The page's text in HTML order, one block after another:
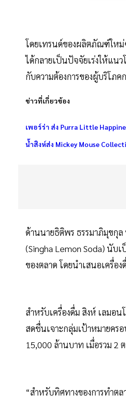
โดยเทรนด์ของผลิตภัณฑ์ใหม่
ได้กลายเป็นปัจจัยเร่งให้แน
กับความต้องการของผู้บริโภ
ข่าวที่เกี่ยวข้อง
เพอร์ร่า ส่ง Purra Little
น้ำสิงห์ส่ง Mickey Mouse
ด้านนายธิติพร ธรรมาภิมุขกุล
(Singha Lemon Soda) นับ
ของตลาด โดยนำเสนอเครื่
สำหรับเครื่องดื่ม สิงห์ เลมอ
สดชื่นเจาะกลุ่มเป้าหมายคร
15,000 ล้านบาท เมื่อรวม 2
“สำหรับทิศทางของการทำ